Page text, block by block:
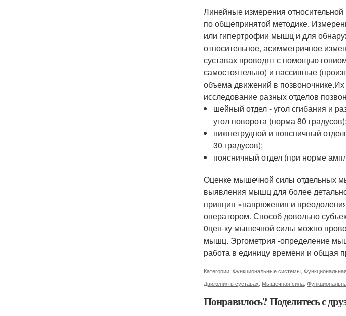
Линейные измерения
по общепринятой методике.
или гипертрофии мышц и для
относительное, асимметричное
суставах проводят с помощью
самостоятельно) и пассивные
объема движений в
исследование разных отделов
шейный отдел - угол сгибания и
угол поворота (норма 80 градусов);
нижнегрудной и поясничный
30 градусов);
поясничный отдел (при норме
Оценке мышечной силы отдельных
выявления мышц для более
принцип «напряжения и
оператором. Способ довольно
0цен-ку мышечной силы можно
мышц. Эргометрия -определение
работа в единицу времени и общая
Категории: Функциональные системы
Движения в суставах Мышечная сила
Понравилось? Поделитесь с